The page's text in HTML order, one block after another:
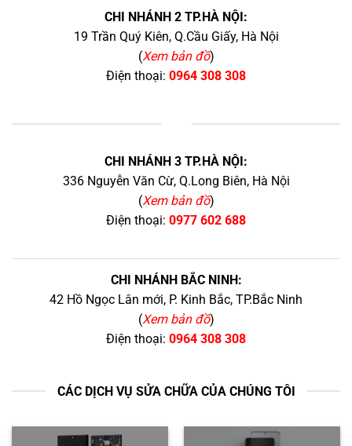
CHI NHÁNH 2 TP.HÀ NỘI:
19 Trần Quý Kiên, Q.Cầu Giấy, Hà Nội
(Xem bản đồ)
Điện thoại: 0964 308 308
CHI NHÁNH 3 TP.HÀ NỘI:
336 Nguyễn Văn Cừ, Q.Long Biên, Hà Nội
(Xem bản đồ)
Điện thoại: 0977 602 688
CHI NHÁNH BẮC NINH:
42 Hồ Ngọc Lân mới, P. Kinh Bắc, TP.Bắc Ninh
(Xem bản đồ)
Điện thoại: 0964 308 308
CÁC DỊCH VỤ SỬA CHỮA CỦA CHÚNG TÔI